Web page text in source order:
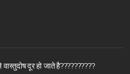
दूर हो जाते है??????????